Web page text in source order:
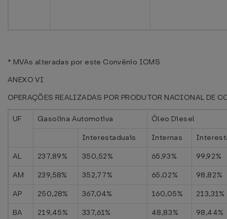
* MVAs alteradas por este Convênio ICMS
ANEXO VI
OPERAÇÕES REALIZADAS POR PRODUTOR NACIONAL DE
UF Gasolina Automotiva
Óleo Diesel
Interestaduais
Internas
AL
237,89% 350,52% 65,93%
99,92%
AM
239,58% 352,77% 65,02%
98,82%
AP
250,28% 367,04% 160,05%
213,31%
BA
219,45% 337,61% 48,83%
98,44%